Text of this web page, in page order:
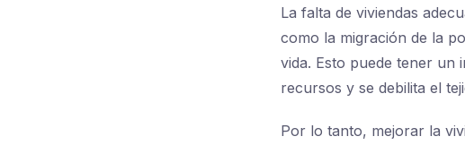
La falta de viviendas
como la migración de la
vida. Esto puede tener un
recursos y se debilita el
Por lo tanto, mejorar la